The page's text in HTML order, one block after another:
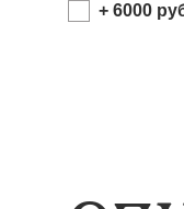
+ 6000